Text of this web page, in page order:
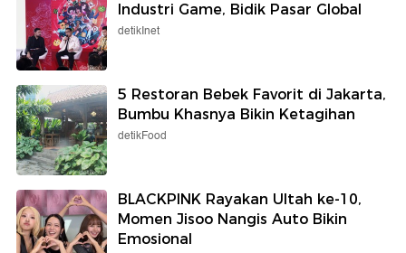
Industri Game, Bidik Pasar Global
detikInet
5 Restoran Bebek Favorit di Jakarta,
Bumbu Khasnya Bikin Ketagihan
detikFood
BLACKPINK Rayakan Ultah ke-10,
Momen Jisoo Nangis Auto Bikin
Emosional